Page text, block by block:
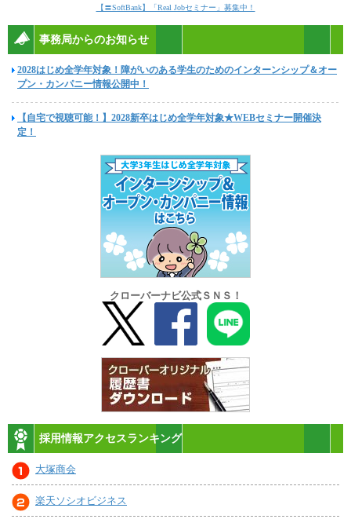
【〓SoftBank】「Real Jobセミナー」募集中！
事務局からのお知らせ
2028はじめ全学年対象！障がいのある学生のためのインターンシップ＆オー
プン・カンパニー情報公開中！
【自宅で視聴可能！】2028新卒はじめ全学年対象★WEBセミナー開催決
定！
クローバーナビ公式ＳＮＳ！
採用情報アクセスランキング
大塚商会
楽天ソシオビジネス